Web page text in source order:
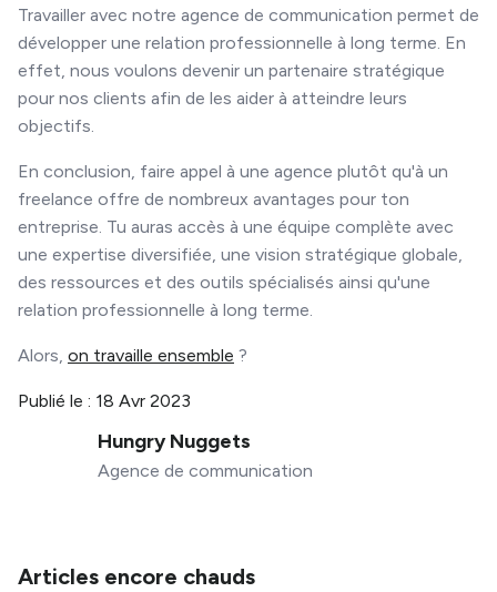
Travailler avec notre agence de communication permet de
développer une relation professionnelle à long terme. En
effet, nous voulons devenir un partenaire stratégique
pour nos clients afin de les aider à atteindre leurs
objectifs.
En conclusion, faire appel à une agence plutôt qu'à un
freelance offre de nombreux avantages pour ton
entreprise. Tu auras accès à une équipe complète avec
une expertise diversifiée, une vision stratégique globale,
des ressources et des outils spécialisés ainsi qu'une
relation professionnelle à long terme.
Alors, on travaille ensemble ?
Publié le : 18 Avr 2023
Hungry Nuggets
Agence de communication
Articles encore chauds